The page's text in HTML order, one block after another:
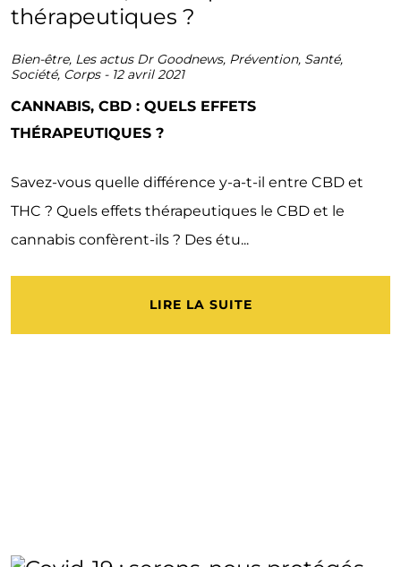
Bien-être, Les actus Dr Goodnews, Prévention, Santé,
Société, Corps- 12 avril 2021
CANNABIS, CBD : QUELS EFFETS
THÉRAPEUTIQUES ?
Savez-vous quelle différence y-a-t-il entre CBD et
THC ? Quels effets thérapeutiques le CBD et le
cannabis confèrent-ils ? Des étu...
LIRE LA SUITE